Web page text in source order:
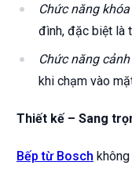
Chức năng
đình, đặc biệt là
Chức năng
khi chạm vào
Thiết kế – Sang
Bếp từ Bosch